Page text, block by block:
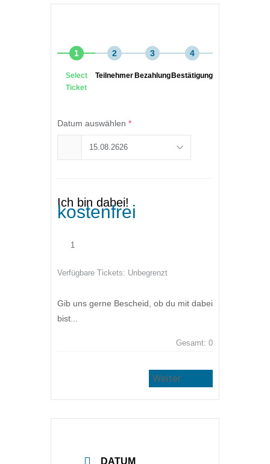
1
Select
Ticket
2
Teilnehmer
3
Bezahlung
4
Bestätigung
Datum auswählen *
Ich bin dabei!
kostenfrei
Verfügbare Tickets: Unbegrenzt
Gib uns gerne Bescheid, ob du mit dabei
bist...
Gesamt: 0
Weiter
DATUM